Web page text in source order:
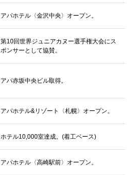
アパホテル〈金沢中央〉オープン。
第10回世界ジュニアカヌー選手権大会にス
ポンサーとして協賛。
アパ赤坂中央ビル取得。
アパホテル&リゾート〈札幌〉オープン。
ホテル10,000室達成。(着工ベース)
アパホテル〈高崎駅前〉オープン。